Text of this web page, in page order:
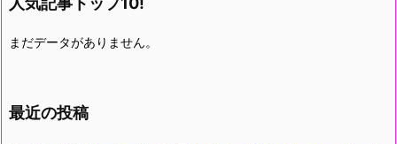
まだデータがありません。
最近の投稿